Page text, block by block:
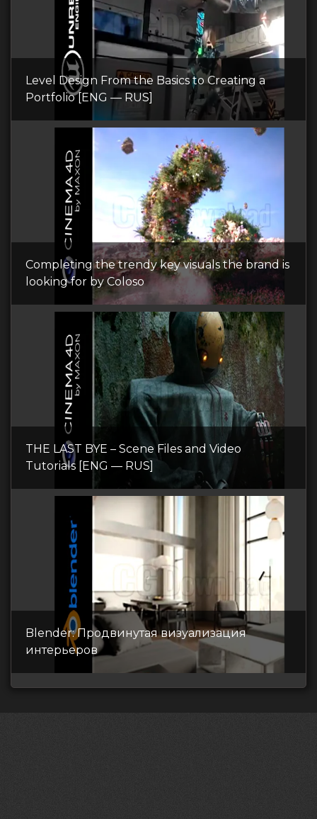
Level Design From the Basics to Creating a
Portfolio [ENG — RUS]
Completing the trendy key visuals the brand is
looking for by Coloso
THE LAST BYE – Scene Files and Video
Tutorials [ENG — RUS]
Blender: Продвинутая визуализация
интерьеров